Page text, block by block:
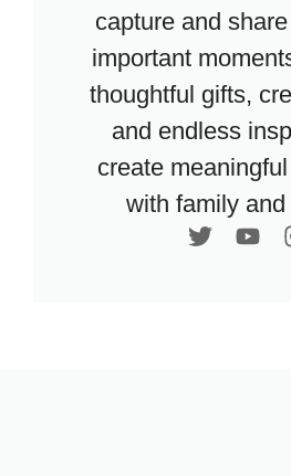
capture and share
important
thoughtful gifts,
and endless
create
with family and